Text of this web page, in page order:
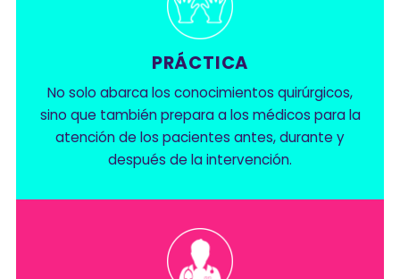
PRÁCTICA
No solo abarca los conocimientos quirúrgicos,
sino que también prepara a los médicos para la
atención de los pacientes antes, durante y
después de la intervención.